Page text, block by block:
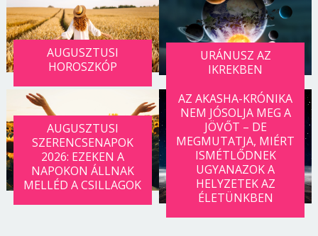
AUGUSZTUSI
HOROSZKÓP
URÁNUSZ AZ
IKREKBEN
AUGUSZTUSI
SZERENCSENAPOK
2026: EZEKEN A
NAPOKON ÁLLNAK
MELLÉD A CSILLAGOK
AZ AKASHA-KRÓNIKA
NEM JÓSOLJA MEG A
JÖVŐT – DE
MEGMUTATJA, MIÉRT
ISMÉTLŐDNEK
UGYANAZOK A
HELYZETEK AZ
ÉLETÜNKBEN